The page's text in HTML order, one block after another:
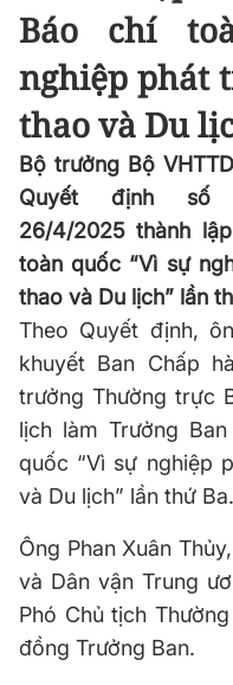
Báo chí
nghiệp phát
thao và Du
Bộ trưởng Bộ
Quyết định số
26/4/2025 thành
toàn quốc “Vì sự
thao và Du lịch” lần
Theo Quyết định,
khuyết Ban Chấp
trưởng Thường trực
lịch làm Trưởng
quốc “Vì sự nghiệp
và Du lịch” lần thứ Ba.
Ông Phan Xuân
và Dân vận Trung
Phó Chủ tịch
đồng Trưởng Ban.